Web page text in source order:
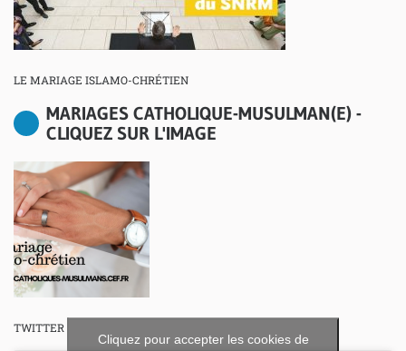
LE MARIAGE ISLAMO-CHRÉTIEN
MARIAGES CATHOLIQUE-MUSULMAN(E) -
CLIQUEZ SUR L'IMAGE
TWITTER
Cliquez pour accepter les cookies de